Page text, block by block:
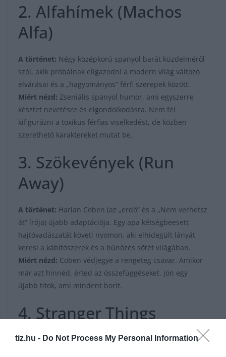
tiz.hu - Do Not Process My Personal Information
2. Alfahímek (Machos
Alfa)
A történet: Négy középkorú spanyol barát küzdelméről
szól, akik próbálnak eligazodni a modern világ változó
elvárásai és a „hagyományos” férfi szerepek között.
Miért nézd: Zseniális spanyol humor, ami egyszerre
késztet nevetésre és elgondolkodásra. Nem fél
kifigurázni a toxikus férfias viselkedést, de közben
szerethető karaktereket mutat be.
3. Szökevények (Run
Away)
A történet: Harlan Coben (az „erdő” és a „Nem verhetsz
át” írója) újabb adaptációja. Egy apa kétségbeesett
hajtóvadászatát követi nyomon, aki elhidegült lányát
keresi a kábítószerek és a bűnözés sötét világában.
Miért nézd: Coben védjegye a rengeteg csavar. Amikor
már azt hinnéd, érted az összefüggéseket, jön egy
újabb titok, ami mindent borít.
4. Stranger Things